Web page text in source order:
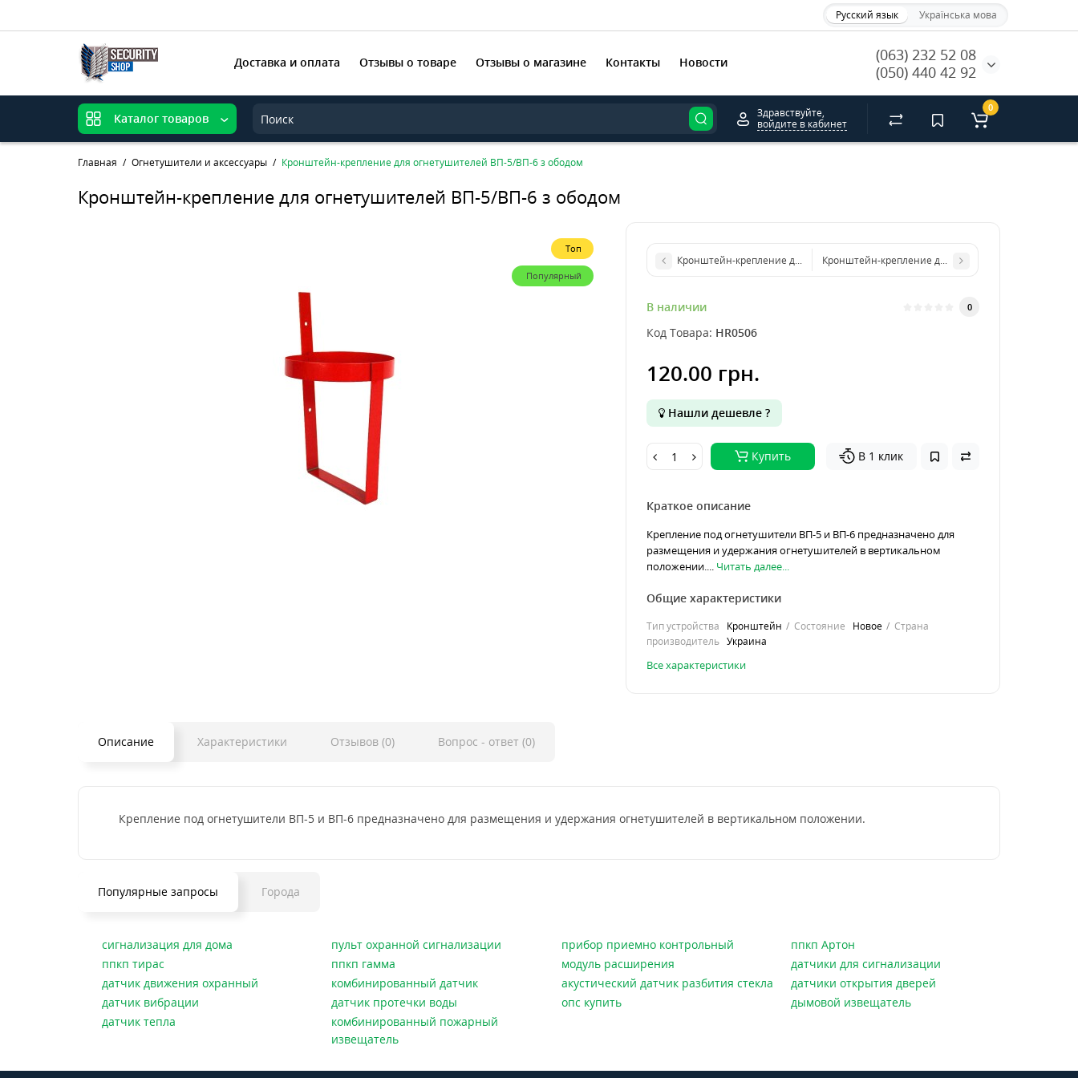
Русский язык Українська мова
(063) 232 52 08
(050) 440 42 92
Доставка и оплата Отзывы о товаре Отзывы о магазине Контакты Новости
Каталог товаров
Здравствуйте,
войдите в кабинет
0
Главная Огнетушители и аксессуары Кронштейн-крепление для огнетушителей ВП-5/ВП-6 з ободом
Кронштейн-крепление для огнетушителей ВП-5/ВП-6 з ободом
Топ
Популярный
Кронштейн-крепление для огнетушителей ВП-3Кронштейн-крепление для огнетушителей ВП-9
В наличии 0
Код Товара: HR0506
120.00 грн.
Нашли дешевле ?
Купить В 1 клик
Краткое описание
Крепление под огнетушители ВП-5 и ВП-6 предназначено для
размещения и удержания огнетушителей в вертикальном
положении.... Читать далее...
Общие характеристики
Тип устройства Кронштейн Состояние Новое
Страна
производитель Украина
Все характеристики
Описание Характеристики Отзывов (0) Вопрос - ответ (0)
Крепление под огнетушители ВП-5 и ВП-6 предназначено для размещения и удержания огнетушителей в вертикальном положении.
Популярные запросы Города
сигнализация для дома пульт охранной сигнализации прибор приемно контрольный
ппкп Артон
ппкп тирас
ппкп гамма модуль расширения
датчики для сигнализации
датчик движения охранный
комбинированный датчик акустический датчик разбития стекла
датчики открытия дверей
датчик вибрации
датчик протечки воды опс купить
дымовой извещатель
датчик тепла
комбинированный пожарный
извещатель